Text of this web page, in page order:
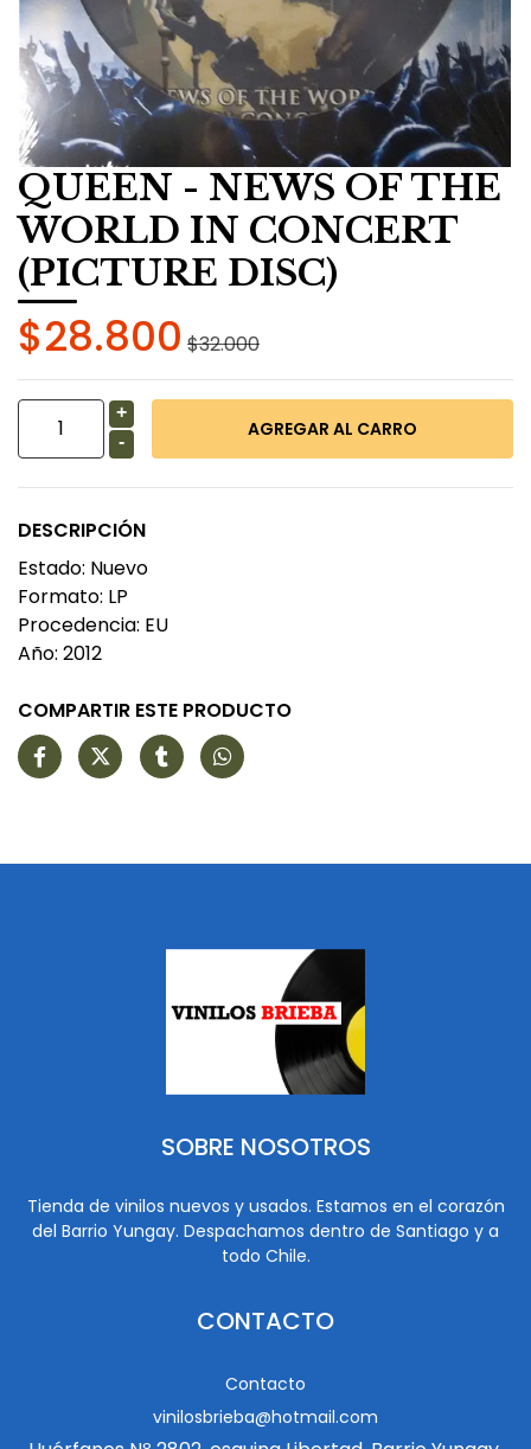
QUEEN - NEWS OF THE
WORLD IN CONCERT
(PICTURE DISC)
$28.800 $32.000
+
-
DESCRIPCIÓN
Estado: Nuevo
Formato: LP
Procedencia: EU
Año: 2012
COMPARTIR ESTE PRODUCTO
SOBRE NOSOTROS
Tienda de vinilos nuevos y usados. Estamos en el corazón
del Barrio Yungay. Despachamos dentro de Santiago y a
todo Chile.
CONTACTO
Contacto
vinilosbrieba@hotmail.com